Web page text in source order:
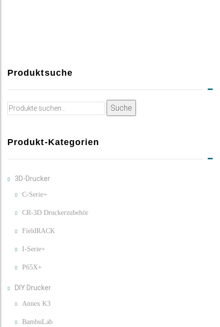
Produktsuche
Suche
Suche
Produkt-Kategorien
3D-Drucker
C-Serie+
CR-3D Druckerzubehör
FieldRACK
I-Serie+
P65X+
DIY Drucker
Annex K3
BambuLab